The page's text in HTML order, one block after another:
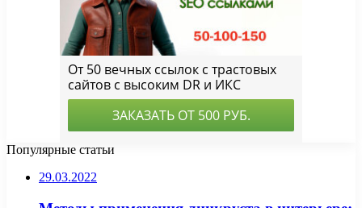
Популярные статьи
29.03.2022